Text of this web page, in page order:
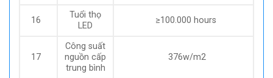
16
Tuổi thọ
LED
≥100.000 hours
17
Công suất
nguồn cấp
trung bình
376w/m2